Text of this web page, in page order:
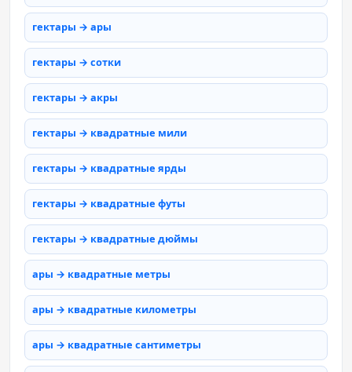
гектары → ары
гектары → сотки
гектары → акры
гектары → квадратные мили
гектары → квадратные ярды
гектары → квадратные футы
гектары → квадратные дюймы
ары → квадратные метры
ары → квадратные километры
ары → квадратные сантиметры